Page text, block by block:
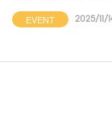
EVENT 2025/11/